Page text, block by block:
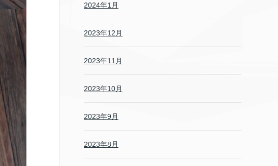
2024年1月
2023年12月
2023年11月
2023年10月
2023年9月
2023年8月